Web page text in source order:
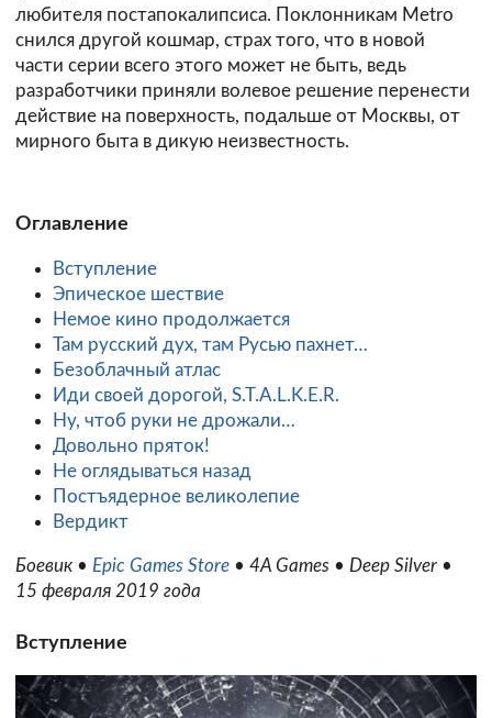
любителя постапокалипсиса. Поклонникам Metro
снился другой кошмар, страх того, что в новой
части серии всего этого может не быть, ведь
разработчики приняли волевое решение перенести
действие на поверхность, подальше от Москвы, от
мирного быта в дикую неизвестность.
Оглавление
Вступление
Эпическое шествие
Немое кино продолжается
Там русский дух, там Русью пахнет…
Безоблачный атлас
Иди своей дорогой, S.T.A.L.K.E.R.
Ну, чтоб руки не дрожали…
Довольно пряток!
Не оглядываться назад
Постъядерное великолепие
Вердикт
Боевик • Epic Games Store • 4A Games • Deep Silver •
15 февраля 2019 года
Вступление